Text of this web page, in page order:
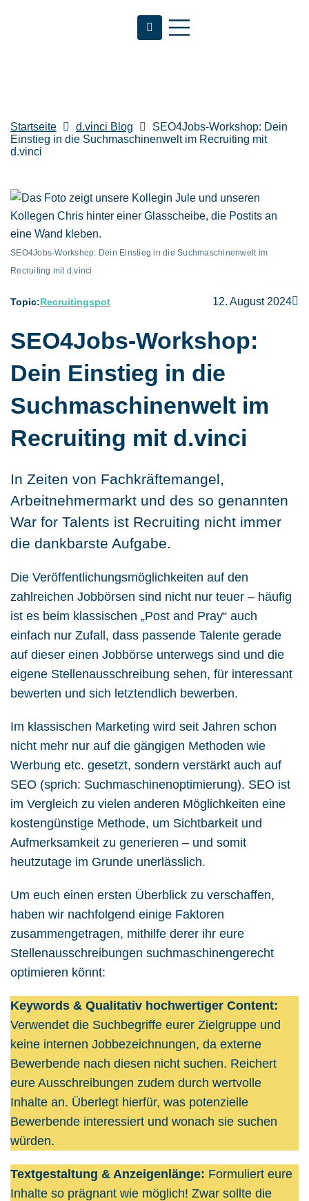
Startseite d.vinci Blog
SEO4Jobs-Workshop: Dein
Einstieg in die Suchmaschinenwelt im Recruiting mit
d.vinci
SEO4Jobs-Workshop: Dein Einstieg in die Suchmaschinenwelt im
Recruiting mit d.vinci
Topic:Recruitingspot 12. August 2024
SEO4Jobs-Workshop:
Dein Einstieg in die
Suchmaschinenwelt im
Recruiting mit d.vinci
In Zeiten von Fachkräftemangel,
Arbeitnehmermarkt und des so genannten
War for Talents ist Recruiting nicht immer
die dankbarste Aufgabe.
Die Veröffentlichungsmöglichkeiten auf den
zahlreichen Jobbörsen sind nicht nur teuer – häufig
ist es beim klassischen „Post and Pray“ auch
einfach nur Zufall, dass passende Talente gerade
auf dieser einen Jobbörse unterwegs sind und die
eigene Stellenausschreibung sehen, für interessant
bewerten und sich letztendlich bewerben.
Im klassischen Marketing wird seit Jahren schon
nicht mehr nur auf die gängigen Methoden wie
Werbung etc. gesetzt, sondern verstärkt auch auf
SEO (sprich: Suchmaschinenoptimierung). SEO ist
im Vergleich zu vielen anderen Möglichkeiten eine
kostengünstige Methode, um Sichtbarkeit und
Aufmerksamkeit zu generieren – und somit
heutzutage im Grunde unerlässlich.
Um euch einen ersten Überblick zu verschaffen,
haben wir nachfolgend einige Faktoren
zusammengetragen, mithilfe derer ihr eure
Stellenausschreibungen suchmaschinengerecht
optimieren könnt:
Keywords & Qualitativ hochwertiger Content:
Verwendet die Suchbegriffe eurer Zielgruppe und
keine internen Jobbezeichnungen, da externe
Bewerbende nach diesen nicht suchen. Reichert
eure Ausschreibungen zudem durch wertvolle
Inhalte an. Überlegt hierfür, was potenzielle
Bewerbende interessiert und wonach sie suchen
würden.
Textgestaltung & Anzeigenlänge: Formuliert eure
Inhalte so prägnant wie möglich! Zwar sollte die